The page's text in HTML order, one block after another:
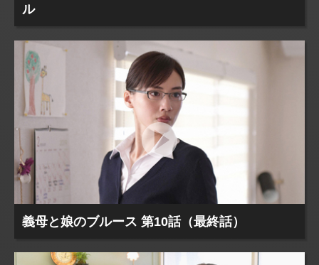
ル
義母と娘のブルース 第10話（最終話）